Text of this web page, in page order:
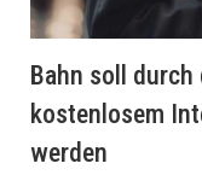
Bahn soll
kostenlosem
werden